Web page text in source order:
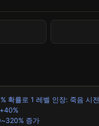
확률로 1 레벨 인장: 죽음 시전
증가